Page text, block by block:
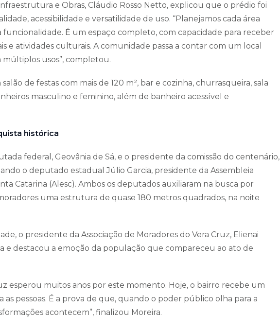
e Obras, Cláudio Rosso Netto, explicou que o prédio foi
acessibilidade e versatilidade de uso. “Planejamos cada área
É um espaço completo, com capacidade para receber
e atividades culturais. A comunidade passa a contar com um local
usos”, completou.
de festas com mais de 120 m², bar e cozinha, churrasqueira, sala
masculino e feminino, além de banheiro acessível e
histórica
federal, Geovânia de Sá, e o presidente da comissão do centenário,
o deputado estadual Júlio Garcia, presidente da Assembleia
Catarina (Alesc). Ambos os deputados auxiliaram na busca por
uma estrutura de quase 180 metros quadrados, na noite
o presidente da Associação de Moradores do Vera Cruz, Elienai
e destacou a emoção da população que compareceu ao ato de
esperou muitos anos por este momento. Hoje, o bairro recebe um
as pessoas. É a prova de que, quando o poder público olha para a
acontecem”, finalizou Moreira.